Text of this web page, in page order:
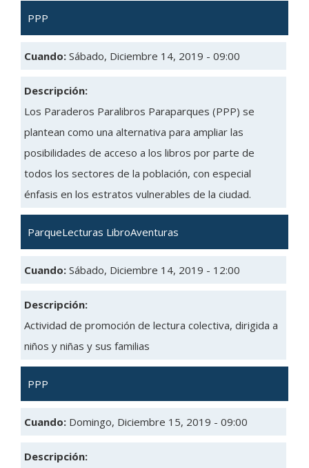
PPP
Cuando: Sábado, Diciembre 14, 2019 - 09:00
Descripción:
Los Paraderos Paralibros Paraparques (PPP) se
plantean como una alternativa para ampliar las
posibilidades de acceso a los libros por parte de
todos los sectores de la población, con especial
énfasis en los estratos vulnerables de la ciudad.
ParqueLecturas LibroAventuras
Cuando: Sábado, Diciembre 14, 2019 - 12:00
Descripción:
Actividad de promoción de lectura colectiva, dirigida a
niños y niñas y sus familias
PPP
Cuando: Domingo, Diciembre 15, 2019 - 09:00
Descripción: